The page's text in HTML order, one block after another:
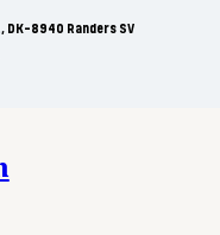
DK-8940 Randers SV